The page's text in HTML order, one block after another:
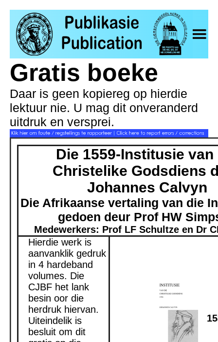
Afrikaans
English
Indigenous
Gratis boeke
Daar is geen kopiereg op hierdie
lektuur nie. U mag dit onveranderd
uitdruk en versprei.
Die 1559-Institusie van
Christelike Godsdiens
Johannes Calvyn
Die Afrikaanse vertaling van die
gedoen deur Prof HW
Medewerkers: Prof LF Schultze en Dr
Hierdie werk is
aanvanklik gedruk
in 4 hardeband
volumes. Die
CJBF het lank
besin oor die
herdruk hiervan.
Uiteindelik is
besluit om dit